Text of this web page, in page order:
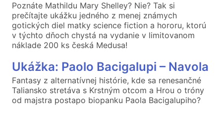
Poznáte Mathildu Mary Shelley? Nie? Tak si
prečítajte ukážku jedného z menej známych
gotických diel matky science fiction a hororu, ktorú
v týchto dňoch chystá na vydanie v limitovanom
náklade 200 ks česká Medusa!
Ukážka: Paolo Bacigalupi – Navola
Fantasy z alternatívnej histórie, kde sa renesančné
Taliansko stretáva s Krstným otcom a Hrou o tróny
od majstra postapo biopanku Paola Bacigalupiho?